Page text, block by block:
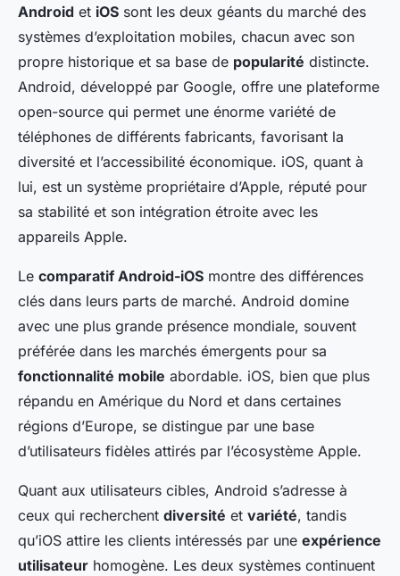
Pablo•20 décembre 2024 •8 min de lecture
Android et iOS sont les deux géants du marché des
systèmes d’exploitation mobiles, chacun avec son
propre historique et sa base de popularité distincte.
Android, développé par Google, offre une plateforme
open-source qui permet une énorme variété de
téléphones de différents fabricants, favorisant la
diversité et l’accessibilité économique. iOS, quant à
lui, est un système propriétaire d’Apple, réputé pour
sa stabilité et son intégration étroite avec les
appareils Apple.
Le comparatif Android-iOS montre des différences
clés dans leurs parts de marché. Android domine
avec une plus grande présence mondiale, souvent
préférée dans les marchés émergents pour sa
fonctionnalité mobile abordable. iOS, bien que plus
répandu en Amérique du Nord et dans certaines
régions d’Europe, se distingue par une base
d’utilisateurs fidèles attirés par l’écosystème Apple.
Quant aux utilisateurs cibles, Android s’adresse à
ceux qui recherchent diversité et variété, tandis
qu’iOS attire les clients intéressés par une expérience
utilisateur homogène. Les deux systèmes continuent